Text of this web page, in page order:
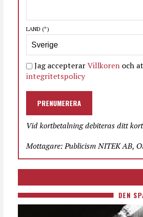
LAND (*)
Jag accepterarVillkoren och
integritetspolicy
PRENUMERERA
Vid kortbetalning debiteras ditt
Mottagare: Publicism NITEK AB,
DEN